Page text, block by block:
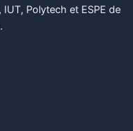
Polytech et ESPE de